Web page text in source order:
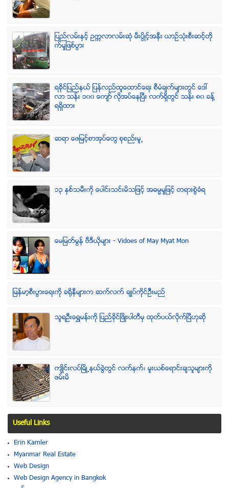
ျပည္လမ္းႏွင့္ ဥကၠလာလမ္းဆုံ မီးပြိဳင့္အနီး ယာဥ္သုံးစီးဆင့္တို
က္မႈျဖစ္ပြား
ရခုိင္ျပည္နယ္ ျပန္လည္ထူေထာင္ေရး စီမံခ်က္မ်ားတြင္ ေဒၚ
လာ သန္း ၁၀၀ ေက်ာ္ လုိအပ္ေနၿပီး လက္ရွိတြင္ သန္း ၈၀ ခန္႔
ရရွိထား
ဆရာ ေဖျမင့္စာအုပ္ေတြ စုစည္းမူ႕
၁၃ ႏွစ္သမီးကို ေပါင္းသင္းမိသျဖင့္ အဓမၼမႈျဖင့္ တရားစြဲခံရ
ေမျမတ္မြန္ ဗီဒီယုိမ်ား - Vidoes of May Myat Mon
ျမန္မာ့စီးပြားေရးကို ခရိုနီမ်ားက ဆက္လက္ ခ်ဳပ္ကိုင္ဥိီးမည္
သူရဦးေရႊမန္းကို ျပည္ခိုင္ျဖိဳးပါတီမွ ထုတ္ပယ္လိုက္ျပီဟုဆို
က်ဳိင္းလပ္ၿမိဳ႕နယ္ခြဲတြင္ လက္နက္၊ မူးယစ္ေရာင္းခ်သူမ်ားကို
ဖမ္းမိ
Useful Links
Erin Kamler
Myanmar Real Estate
Web Design
Web Design Agency in Bangkok